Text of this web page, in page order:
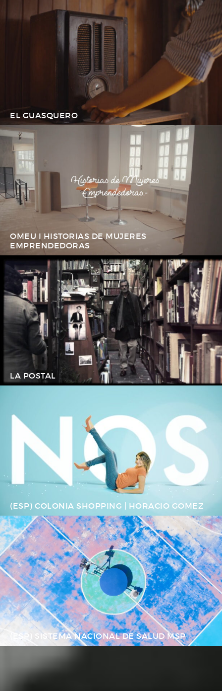
EL GUASQUERO
OMEU I HISTORIAS DE MUJERES
EMPRENDEDORAS
LA POSTAL
(ESP) COLONIA SHOPPING | HORACIO GOMEZ
(ESP) SISTEMA NACIONAL DE SALUD MSP